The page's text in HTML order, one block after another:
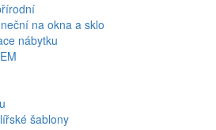
na okna a sklo
nábytku
šablony